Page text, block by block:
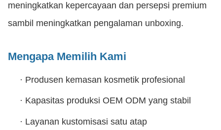
meningkatkan kepercayaan dan persepsi premium
sambil meningkatkan pengalaman unboxing.
Mengapa Memilih Kami
· Produsen kemasan kosmetik profesional
· Kapasitas produksi OEM ODM yang stabil
· Layanan kustomisasi satu atap